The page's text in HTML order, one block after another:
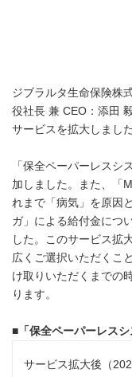
ジブラルタ生命保険株
役社長 兼 CEO：添田
サービスを拡大しました
「保全ペーパーレスシ
加しました。また、「
れまで「病気」を原因
ガ」による給付金につ
した。このサービス拡
広くご選択いただくこ
け取りいただくまでの
ります。
■ 「保全ペーパーレスシ
サービス拡大後（